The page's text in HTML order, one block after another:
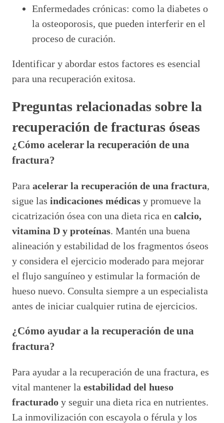
Enfermedades crónicas: como la diabetes o
la osteoporosis, que pueden interferir en el
proceso de curación.
Identificar y abordar estos factores es esencial
para una recuperación exitosa.
Preguntas relacionadas sobre la
recuperación de fracturas óseas
¿Cómo acelerar la recuperación de una
fractura?
Para acelerar la recuperación de una fractura,
sigue las indicaciones médicas y promueve la
cicatrización ósea con una dieta rica en calcio,
vitamina D y proteínas. Mantén una buena
alineación y estabilidad de los fragmentos óseos
y considera el ejercicio moderado para mejorar
el flujo sanguíneo y estimular la formación de
hueso nuevo. Consulta siempre a un especialista
antes de iniciar cualquier rutina de ejercicios.
¿Cómo ayudar a la recuperación de una
fractura?
Para ayudar a la recuperación de una fractura, es
vital mantener la estabilidad del hueso
fracturado y seguir una dieta rica en nutrientes.
La inmovilización con escayola o férula y los